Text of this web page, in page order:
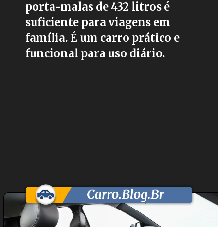
porta-malas de 432 litros é
suficiente para viagens em
família. É um carro prático e
funcional para uso diário.